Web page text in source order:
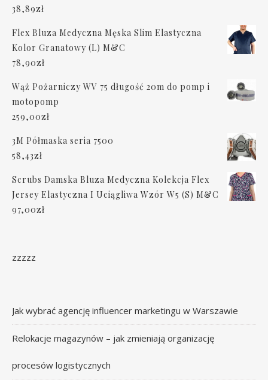
38,89zł
Flex Bluza Medyczna Męska Slim Elastyczna
Kolor Granatowy (L) M&C
78,90zł
Wąż Pożarniczy WV 75 długość 20m do pomp i
motopomp
259,00zł
3M Półmaska seria 7500
58,43zł
Scrubs Damska Bluza Medyczna Kolekcja Flex
Jersey Elastyczna I Uciągliwa Wzór W5 (S) M&C
97,00zł
zzzzz
Jak wybrać agencję influencer marketingu w Warszawie
Relokacje magazynów – jak zmieniają organizację
procesów logistycznych